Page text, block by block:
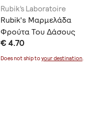
Rubik’s Laboratoire
Rubik's Μαρμελάδα
Φρούτα Του Δάσους
Χωρίς Προσθήκη
Ζάχαρης 280gr
€ 4.70
Does not ship toyour destination